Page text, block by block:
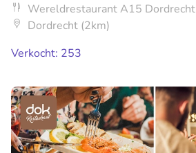
Wereldrestaurant A15 Dordrecht
Dordrecht (2km)
Verkocht: 253